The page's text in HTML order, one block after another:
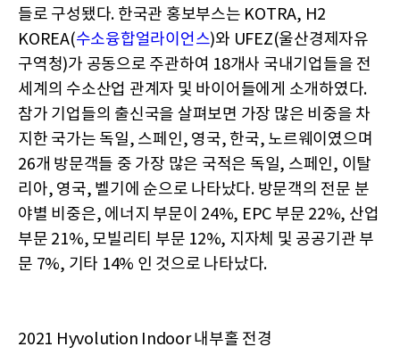
들로 구성됐다. 한국관 홍보부스는 KOTRA, H2
KOREA(수소융합얼라이언스)와 UFEZ(울산경제자유
구역청)가 공동으로 주관하여 18개사 국내기업들을 전
세계의 수소산업 관계자 및 바이어들에게 소개하였다.
참가 기업들의 출신국을 살펴보면 가장 많은 비중을 차
지한 국가는 독일, 스페인, 영국, 한국, 노르웨이였으며
26개 방문객들 중 가장 많은 국적은 독일, 스페인, 이탈
리아, 영국, 벨기에 순으로 나타났다. 방문객의 전문 분
야별 비중은, 에너지 부문이 24%, EPC 부문 22%, 산업
부문 21%, 모빌리티 부문 12%, 지자체 및 공공기관 부
문 7%, 기타 14% 인 것으로 나타났다.
2021 Hyvolution Indoor 내부홀 전경